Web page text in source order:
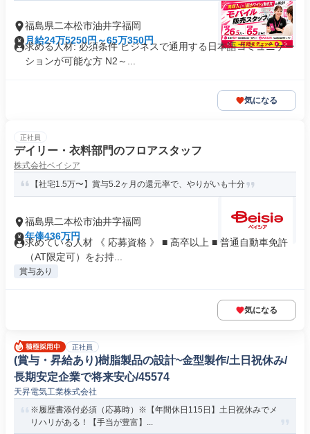
福島県二本松市油井字福岡
月給24万5250円～65万350円
求める人材: 必須条件 ビジネスで通用する日本語コミュニケー
ションが可能な方 N2～...
気になる
正社員
デイリー・衣料部門のフロアスタッフ
株式会社ベイシア
【社宅1.5万〜】賞与5.2ヶ月の還元率で、やりがいも十分
福島県二本松市油井字福岡
年俸436万円
求めている人材 《 応募資格 》 ■ 高卒以上 ■ 普通自動車免許
（AT限定可）をお持...
賞与あり
気になる
正社員
(賞与・昇給あり)樹脂製品の設計~金型製作/土日祝休み/
長期安定企業で将来安心/45574
天昇電気工業株式会社
※履歴書添付必須（応募時）※【年間休日115日】土日祝休みでメ
リハリがある！【手当が豊富】...